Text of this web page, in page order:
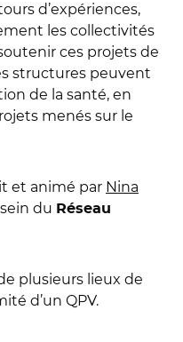
d’expériences,
les collectivités
ces projets de
structures peuvent
de la santé, en
menés sur le
et animé par Nina
du Réseau
plusieurs lieux de
d’un QPV.